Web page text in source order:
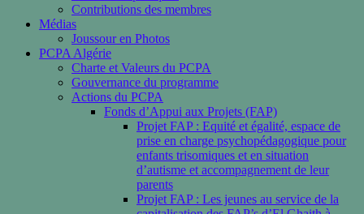
Contributions des membres
Médias
Joussour en Photos
PCPA Algérie
Charte et Valeurs du PCPA
Gouvernance du programme
Actions du PCPA
Fonds d’Appui aux Projets (FAP)
Projet FAP : Equité et égalité, espace de
prise en charge psychopédagogique pour
enfants trisomiques et en situation
d’autisme et accompagnement de leur
parents
Projet FAP : Les jeunes au service de la